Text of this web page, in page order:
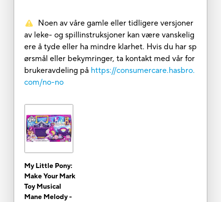
Noen av våre gamle eller tidligere versjoner
av leke- og spillinstruksjoner kan være vanskelig
ere å tyde eller ha mindre klarhet. Hvis du har sp
ørsmål eller bekymringer, ta kontakt med vår for
brukeravdeling på https://consumercare.hasbro.
com/no-no
My Little Pony:
Make Your Mark
Toy Musical
Mane Melody -